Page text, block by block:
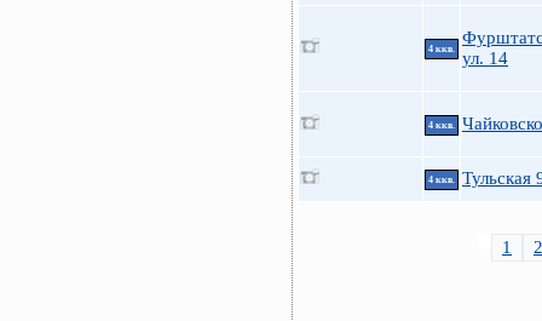
4 ккв.
ул. 14
4 ккв.
4 ккв. Тульская
1 2